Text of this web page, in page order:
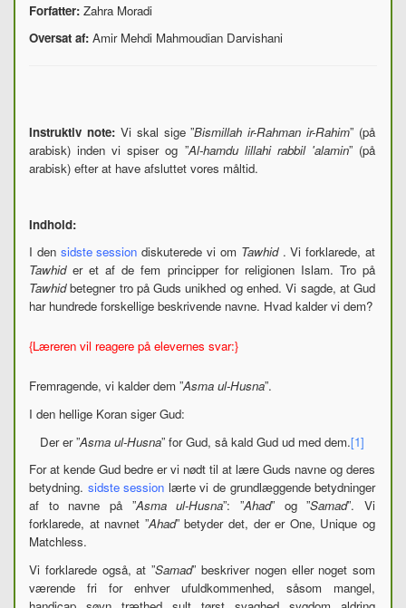
Forfatter: Zahra Moradi
Oversat af: Amir Mehdi Mahmoudian Darvishani
Instruktiv note:Vi skal sige ”Bismillah ir-Rahman ir-Rahim” (på
arabisk) inden vi spiser og ”Al-hamdu lillahi rabbil 'alamin” (på
arabisk) efter at have afsluttet vores måltid.
Indhold:
I den sidste session diskuterede vi om Tawhid. Vi forklarede, at
Tawhider et af de fem principper for religionen Islam. Tro på
Tawhidbetegner tro på Guds unikhed og enhed. Vi sagde, at Gud
har hundrede forskellige beskrivende navne. Hvad kalder vi dem?
{Læreren vil reagere på elevernes svar:}
Fremragende, vi kalder dem ”Asma ul-Husna”.
I den hellige Koran siger Gud:
Der er ”Asma ul-Husna” for Gud, så kald Gud ud med dem.[1]
For at kende Gud bedre er vi nødt til at lære Guds navne og deres
betydning. sidste session lærte vi de grundlæggende betydninger
af to navne på ”Asma ul-Husna”: ”Ahad” og ”Samad”. Vi
forklarede, at navnet ”Ahad” betyder det, der er One, Unique og
Matchless.
Vi forklarede også, at ”Samad” beskriver nogen eller noget som
værende fri for enhver ufuldkommenhed, såsom mangel,